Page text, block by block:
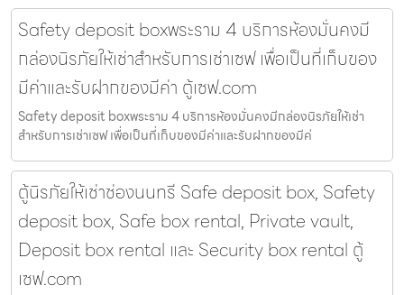
Safety deposit boxพระราม 4 บริการห้องมั่นคงมี
กล่องนิรภัยให้เช่าสำหรับการเช่าเซฟ เพื่อเป็นที่เก็บของ
มีค่าและรับฝากของมีค่า ตู้เซฟ.com
Safety deposit boxพระราม 4 บริการห้องมั่นคงมีกล่องนิรภัยให้เช่า
สำหรับการเช่าเซฟ เพื่อเป็นที่เก็บของมีค่าและรับฝากของมีค่
ตู้นิรภัยให้เช่าช่องนนทรี Safe deposit box, Safety
deposit box, Safe box rental, Private vault,
Deposit box rental และ Security box rental ตู้
เซฟ.com